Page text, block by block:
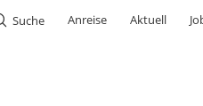
Suche Anreise Aktuell